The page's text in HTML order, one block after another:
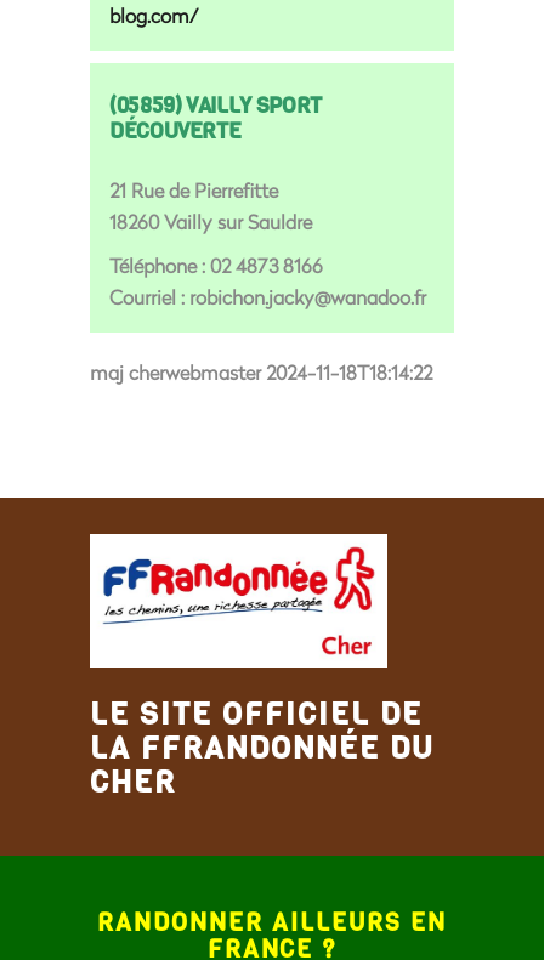
blog.com/
(05859) VAILLY SPORT
DÉCOUVERTE
21 Rue de Pierrefitte
18260 Vailly sur Sauldre
Téléphone : 02 4873 8166
Courriel : robichon.jacky@wanadoo.fr
maj cherwebmaster 2024-11-18T18:14:22
LE SITE OFFICIEL DE
LA FFRANDONNÉE DU
CHER
RANDONNER AILLEURS EN
FRANCE ?